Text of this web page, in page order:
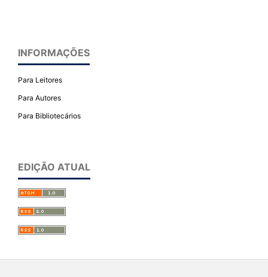
INFORMAÇÕES
Para Leitores
Para Autores
Para Bibliotecários
EDIÇÃO ATUAL